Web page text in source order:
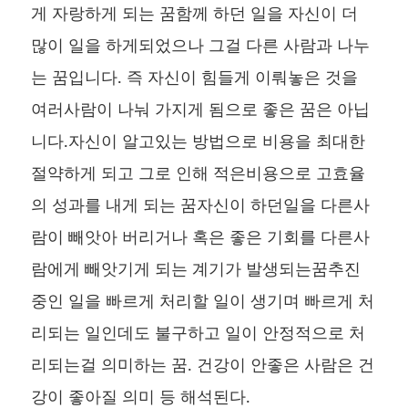
게 자랑하게 되는 꿈함께 하던 일을 자신이 더
많이 일을 하게되었으나 그걸 다른 사람과 나누
는 꿈입니다. 즉 자신이 힘들게 이뤄놓은 것을
여러사람이 나눠 가지게 됨으로 좋은 꿈은 아닙
니다.자신이 알고있는 방법으로 비용을 최대한
절약하게 되고 그로 인해 적은비용으로 고효율
의 성과를 내게 되는 꿈자신이 하던일을 다른사
람이 빼앗아 버리거나 혹은 좋은 기회를 다른사
람에게 빼앗기게 되는 계기가 발생되는꿈추진
중인 일을 빠르게 처리할 일이 생기며 빠르게 처
리되는 일인데도 불구하고 일이 안정적으로 처
리되는걸 의미하는 꿈. 건강이 안좋은 사람은 건
강이 좋아질 의미 등 해석된다.